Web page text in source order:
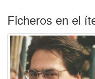
Ficheros en el